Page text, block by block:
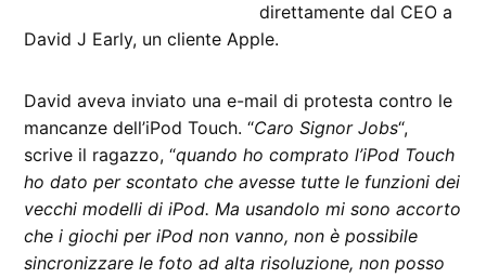
direttamente dal CEO a
David J Early, un cliente Apple.
David aveva inviato una e-mail di protesta contro le
mancanze dell’iPod Touch. “Caro Signor Jobs“,
scrive il ragazzo, “quando ho comprato l’iPod Touch
ho dato per scontato che avesse tutte le funzioni dei
vecchi modelli di iPod. Ma usandolo mi sono accorto
che i giochi per iPod non vanno, non è possibile
sincronizzare le foto ad alta risoluzione, non posso